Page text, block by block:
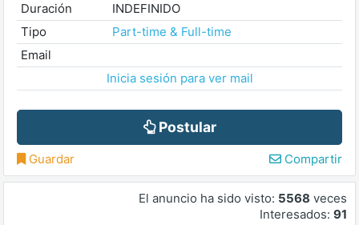
Duración
INDEFINIDO
Tipo
Part-time & Full-time
Email
Inicia sesión para ver mail
Postular
Guardar Compartir
El anuncio ha sido visto: 5568 veces
Interesados: 91